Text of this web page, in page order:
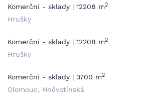
Komerční - sklady | 12208 m2
Hrušky
Komerční - sklady | 12208 m2
Hrušky
Komerční - sklady | 3700 m2
Olomouc, Hněvotínská